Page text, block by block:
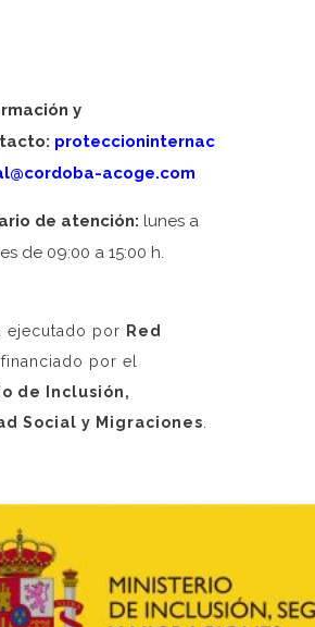
y
proteccioninternac
acoge.com
de atención: lunes a
de 09:00 a 15:00 h.
ejecutado por Red
por el
de Inclusión,
Social y Migraciones